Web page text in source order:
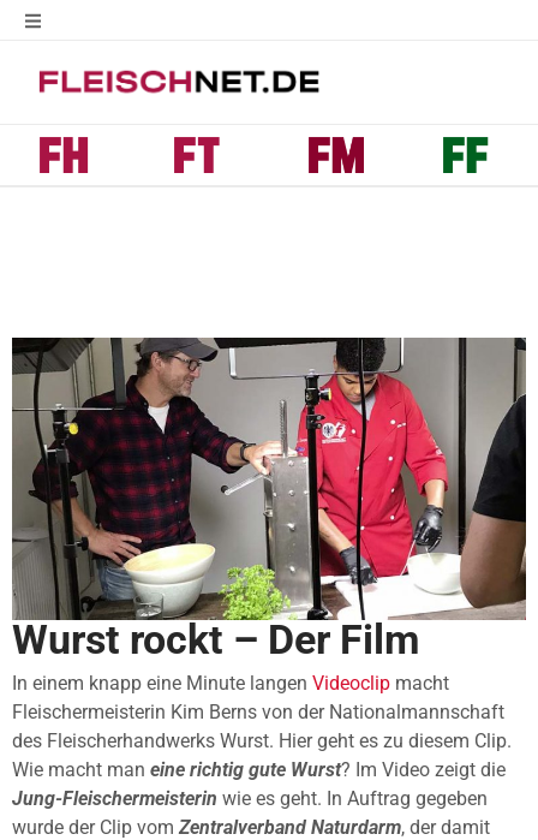
Wurst rockt – Der Film
In einem knapp eine Minute langen Videoclip macht
Fleischermeisterin Kim Berns von der Nationalmannschaft
des Fleischerhandwerks Wurst. Hier geht es zu diesem Clip.
Wie macht man eine richtig gute Wurst? Im Video zeigt die
Jung-Fleischermeisterin wie es geht. In Auftrag gegeben
wurde der Clip vomZentralverband Naturdarm, der damit